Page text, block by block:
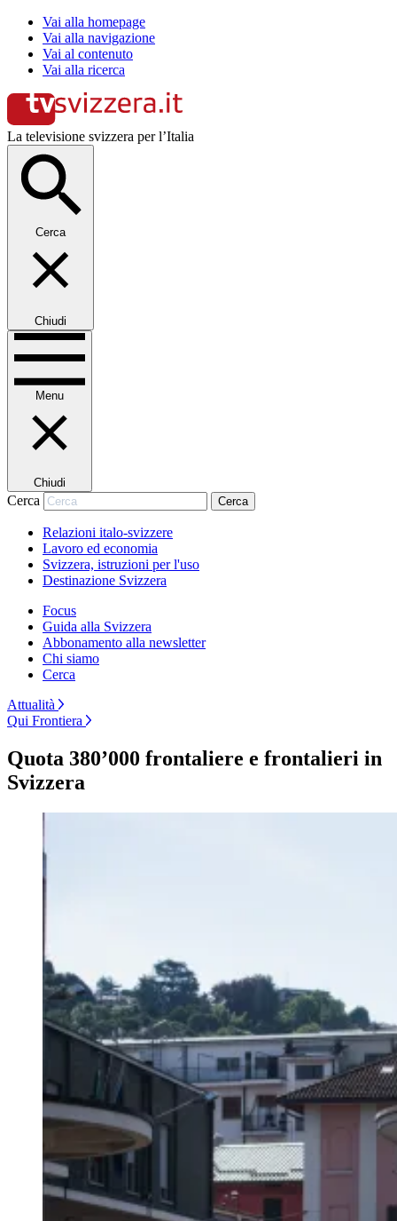
Vai alla homepage
Vai alla navigazione
Vai al contenuto
Vai alla ricerca
La televisione svizzera per l’Italia
Cerca
Chiudi
Menu
Chiudi
Cerca Cerca
Relazioni italo-svizzere
Lavoro ed economia
Svizzera, istruzioni per l'uso
Destinazione Svizzera
Focus
Guida alla Svizzera
Abbonamento alla newsletter
Chi siamo
Cerca
Attualità
Qui Frontiera
Quota 380’000 frontaliere e frontalieri in
Svizzera